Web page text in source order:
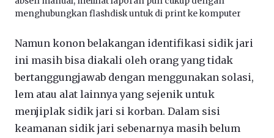
menghubungkan flashdisk untuk di print ke komputer
Namun konon belakangan identifikasi sidik jari
ini masih bisa diakali oleh orang yang tidak
bertanggungjawab dengan menggunakan solasi,
lem atau alat lainnya yang sejenik untuk
menjiplak sidik jari si korban. Dalam sisi
keamanan sidik jari sebenarnya masih belum